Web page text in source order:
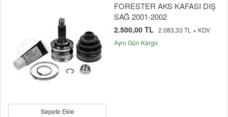
Sepete Ekle
FORESTER AKS KAFASI DIŞ
SAĞ 2001-2002
2.500,00 TL 2.083,33 TL + KDV
Aynı Gün Kargo